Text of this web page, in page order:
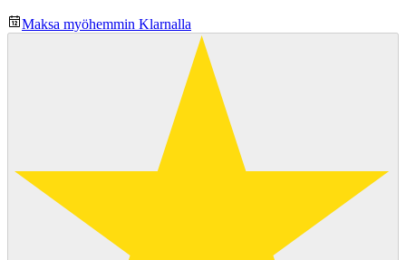
Maksa myöhemmin Klarnalla